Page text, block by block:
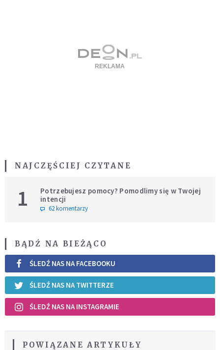
NAJCZĘŚCIEJ CZYTANE
1
Potrzebujesz pomocy? Pomodlimy się w Twojej
intencji
62 komentarzy
BĄDŹ NA BIEŻĄCO
ŚLEDŹ NAS NA FACEBOOKU
ŚLEDŹ NAS NA TWITTERZE
ŚLEDŹ NAS NA INSTAGRAMIE
POWIĄZANE ARTYKUŁY